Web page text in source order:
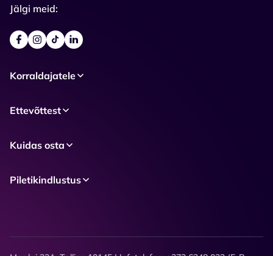
Jälgi meid:
Korraldajatele
Ettevõttest
Kuidas osta
Piletikindlustus